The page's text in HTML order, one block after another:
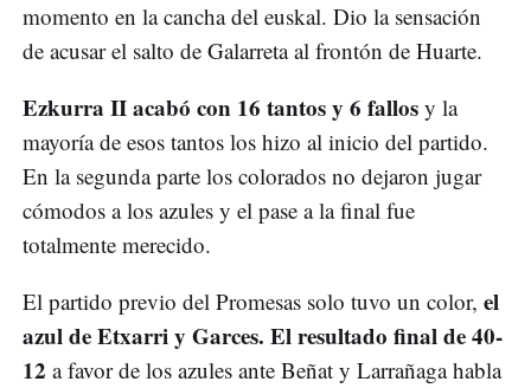
momento en la cancha del euskal. Dio la sensación
de acusar el salto de Galarreta al frontón de Huarte.
Ezkurra II acabó con 16 tantos y 6 fallos y la
mayoría de esos tantos los hizo al inicio del partido.
En la segunda parte los colorados no dejaron jugar
cómodos a los azules y el pase a la final fue
totalmente merecido.
El partido previo del Promesas solo tuvo un color, el
azul de Etxarri y Garces. El resultado final de 40-
12 a favor de los azules ante Beñat y Larrañaga habla